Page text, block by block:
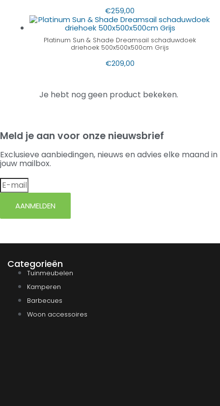
€259,00
Platinum Sun & Shade Dreamsail schaduwdoek
driehoek 500x500x500cm Grijs
€209,00
Je hebt nog geen product bekeken.
Meld je aan voor onze nieuwsbrief
Exclusieve aanbiedingen, nieuws en advies elke maand in
jouw mailbox.
AANMELDEN
Categorieën
Tuinmeubelen
Kamperen
Barbecues
Woon accessoires